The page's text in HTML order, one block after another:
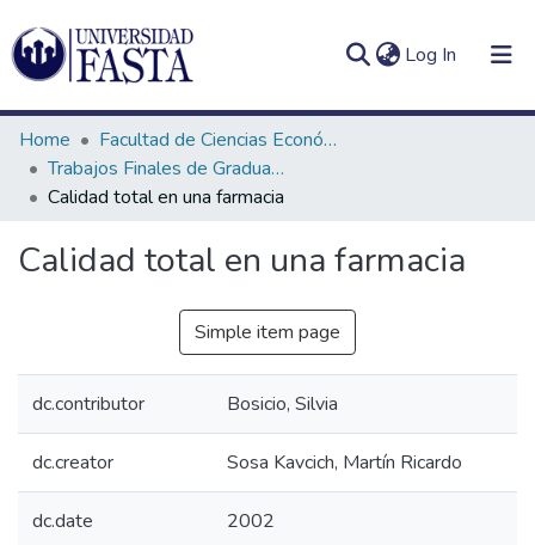
Log In (current)
Communities
&
Statistics
In (current)
Home
Facultad de Ciencias Económicas
Trabajos Finales de Graduación de Licenciatura en Administración de Empresas
Calidad total en una farmacia
Calidad total en una farmacia
Simple item page
dc.contributor Bosicio, Silvia
dc.creator Sosa Kavcich, Martín Ricardo
dc.date 2002